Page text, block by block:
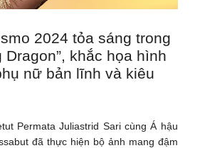
2024 tỏa sáng trong
Dragon”, khắc họa hình
nữ bản lĩnh và kiêu
Permata Juliastrid Sari cùng Á hậu
đã thực hiện bộ ảnh mang đậm